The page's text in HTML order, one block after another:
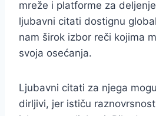
mreže i platforme za
ljubavni citati dostignu
nam širok izbor reči kojima
svoja osećanja.
Ljubavni citati za njega
dirljivi, jer ističu